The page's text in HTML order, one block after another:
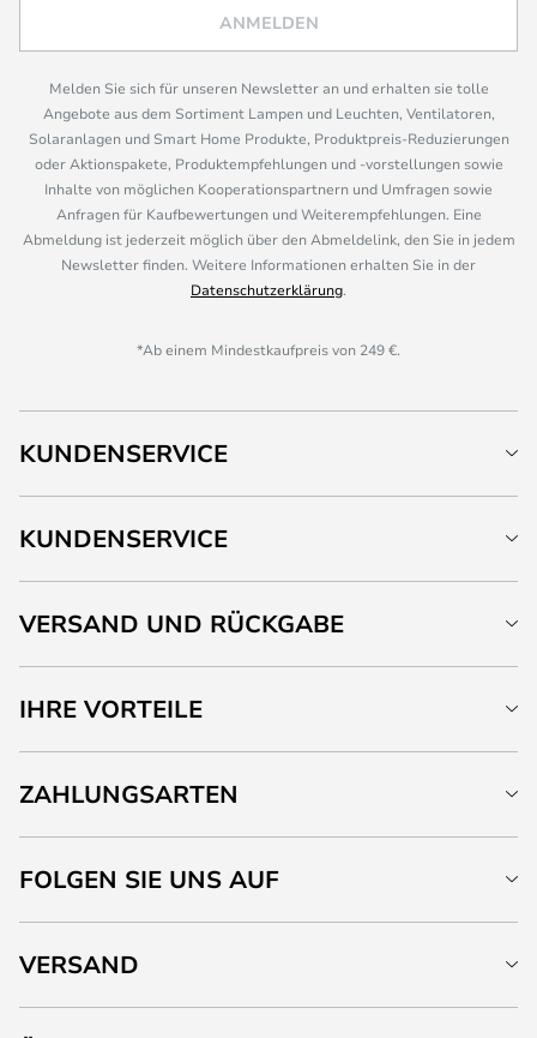
ANMELDEN
Melden Sie sich für unseren Newsletter an und erhalten sie tolle
Angebote aus dem Sortiment Lampen und Leuchten, Ventilatoren,
Solaranlagen und Smart Home Produkte, Produktpreis-Reduzierungen
oder Aktionspakete, Produktempfehlungen und -vorstellungen sowie
Inhalte von möglichen Kooperationspartnern und Umfragen sowie
Anfragen für Kaufbewertungen und Weiterempfehlungen. Eine
Abmeldung ist jederzeit möglich über den Abmeldelink, den Sie in jedem
Newsletter finden. Weitere Informationen erhalten Sie in der
Datenschutzerklärung.
*Ab einem Mindestkaufpreis von 249 €.
KUNDENSERVICE
KUNDENSERVICE
VERSAND UND RÜCKGABE
IHRE VORTEILE
ZAHLUNGSARTEN
FOLGEN SIE UNS AUF
VERSAND